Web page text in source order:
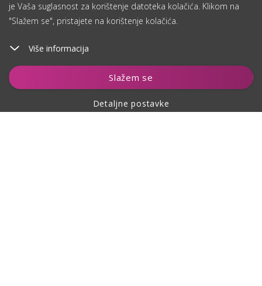
je Vaša suglasnost za korištenje datoteka kolačića. Klikom na
"Slažem se", pristajete na korištenje kolačića.
Više informacija
Slažem se
Detaljne postavke